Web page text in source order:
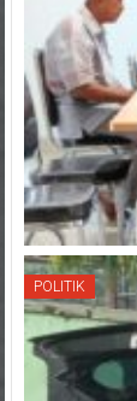
POLITIK